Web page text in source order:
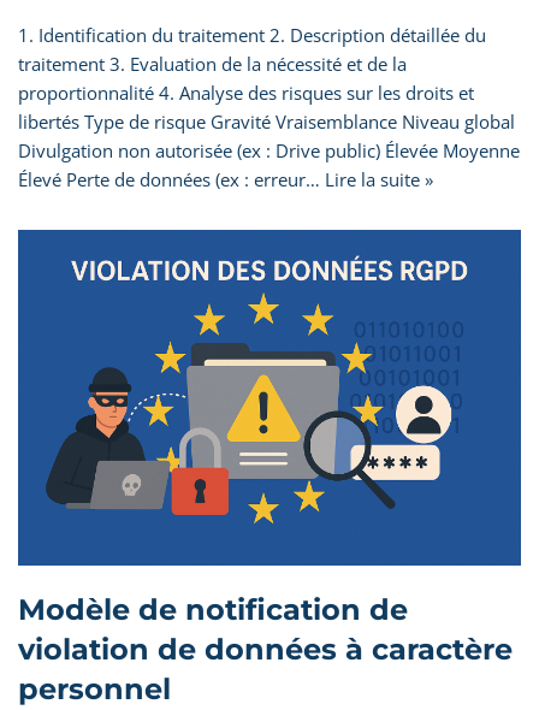
1. Identification du traitement 2. Description détaillée du
traitement 3. Evaluation de la nécessité et de la
proportionnalité 4. Analyse des risques sur les droits et
libertés Type de risque Gravité Vraisemblance Niveau global
Divulgation non autorisée (ex : Drive public) Élevée Moyenne
Élevé Perte de données (ex : erreur… Lire la suite »
Modèle de notification de
violation de données à caractère
personnel